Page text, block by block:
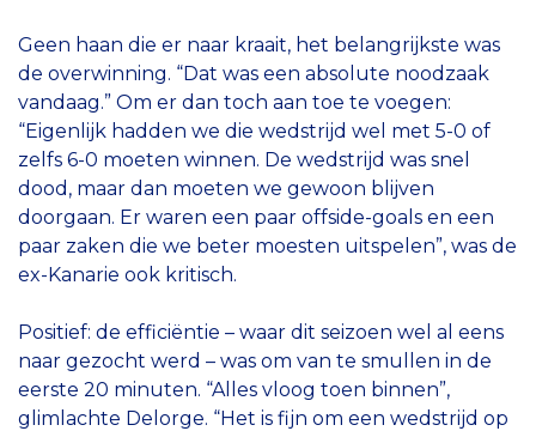
Geen haan die er naar kraait, het belangrijkste was
de overwinning. “Dat was een absolute noodzaak
vandaag.” Om er dan toch aan toe te voegen:
“Eigenlijk hadden we die wedstrijd wel met 5-0 of
zelfs 6-0 moeten winnen. De wedstrijd was snel
dood, maar dan moeten we gewoon blijven
doorgaan. Er waren een paar offside-goals en een
paar zaken die we beter moesten uitspelen”, was de
ex-Kanarie ook kritisch.
Positief: de efficiëntie – waar dit seizoen wel al eens
naar gezocht werd – was om van te smullen in de
eerste 20 minuten. “Alles vloog toen binnen”,
glimlachte Delorge. “Het is fijn om een wedstrijd op